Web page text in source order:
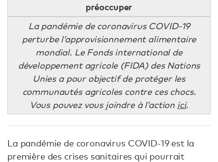
préoccuper
La pandémie de coronavirus COVID-19
perturbe l’approvisionnement alimentaire
mondial. Le Fonds international de
développement agricole (FIDA) des Nations
Unies a pour objectif de protéger les
communautés agricoles contre ces chocs.
Vous pouvez vous joindre à l’action ici.
La pandémie de coronavirus COVID-19 est la
première des crises sanitaires qui pourrait